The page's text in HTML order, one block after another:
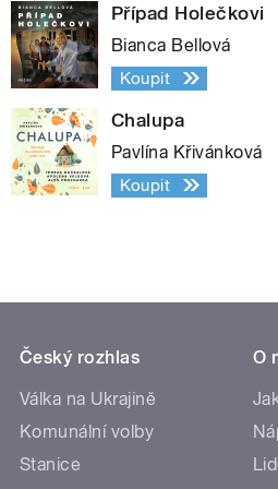
Případ Holečkovi
Bianca Bellová
Koupit
Chalupa
Pavlína Křivánková
Koupit
Český rozhlas
Válka na Ukrajině
Komunální volby
Stanice
O